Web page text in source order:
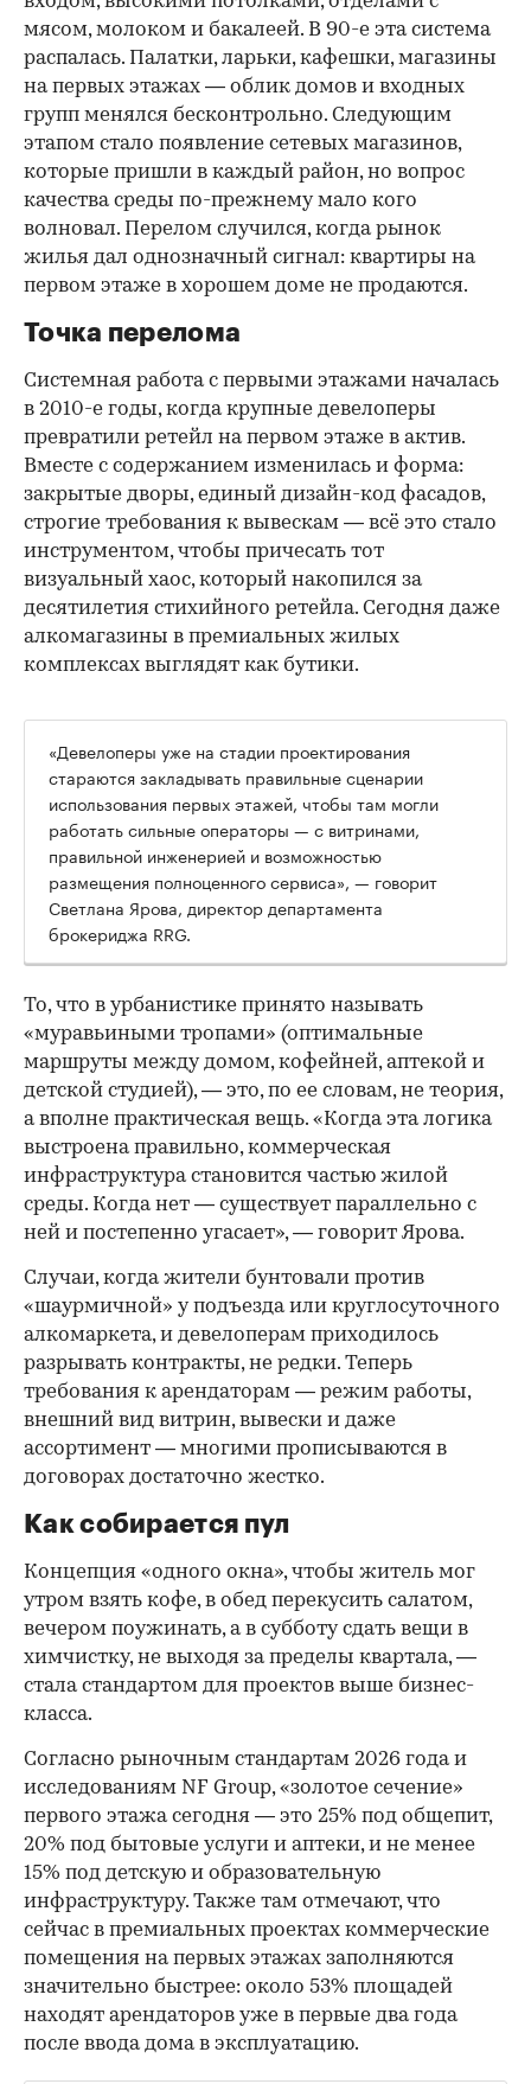
мясом, молоком и бакалеей. В 90-е эта система
распалась. Палатки, ларьки, кафешки, магазины
на первых этажах — облик домов и входных
групп менялся бесконтрольно. Следующим
этапом стало появление сетевых магазинов,
которые пришли в каждый район, но вопрос
качества среды по-прежнему мало кого
волновал. Перелом случился, когда рынок
жилья дал однозначный сигнал: квартиры на
первом этаже в хорошем доме не продаются.
Точка перелома
Системная работа с первыми этажами началась
в 2010-е годы, когда крупные девелоперы
превратили ретейл на первом этаже в актив.
Вместе с содержанием изменилась и форма:
закрытые дворы, единый дизайн-код фасадов,
строгие требования к вывескам — всё это стало
инструментом, чтобы причесать тот
визуальный хаос, который накопился за
десятилетия стихийного ретейла. Сегодня даже
алкомагазины в премиальных жилых
комплексах выглядят как бутики.
00:00
«Девелоперы уже на стадии проектирования
стараются закладывать правильные сценарии
использования первых этажей, чтобы там могли
работать сильные операторы — с витринами,
правильной инженерией и возможностью
размещения полноценного сервиса», — говорит
Светлана Ярова, директор департамента
брокериджа RRG.
То, что в урбанистике принято называть
«муравьиными тропами» (оптимальные
маршруты между домом, кофейней, аптекой и
детской студией), — это, по ее словам, не теория,
а вполне практическая вещь. «Когда эта логика
выстроена правильно, коммерческая
инфраструктура становится частью жилой
среды. Когда нет — существует параллельно с
ней и постепенно угасает», — говорит Ярова.
Случаи, когда жители бунтовали против
«шаурмичной» у подъезда или круглосуточного
алкомаркета, и девелоперам приходилось
разрывать контракты, не редки. Теперь
требования к арендаторам — режим работы,
внешний вид витрин, вывески и даже
ассортимент — многими прописываются в
договорах достаточно жестко.
Как собирается пул
Концепция «одного окна», чтобы житель мог
утром взять кофе, в обед перекусить салатом,
вечером поужинать, а в субботу сдать вещи в
химчистку, не выходя за пределы квартала, —
стала стандартом для проектов выше бизнес-
класса.
Согласно рыночным стандартам 2026 года и
исследованиям NF Group, «золотое сечение»
первого этажа сегодня — это 25% под общепит,
20% под бытовые услуги и аптеки, и не менее
15% под детскую и образовательную
инфраструктуру. Также там отмечают, что
сейчас в премиальных проектах коммерческие
помещения на первых этажах заполняются
значительно быстрее: около 53% площадей
находят арендаторов уже в первые два года
после ввода дома в эксплуатацию.